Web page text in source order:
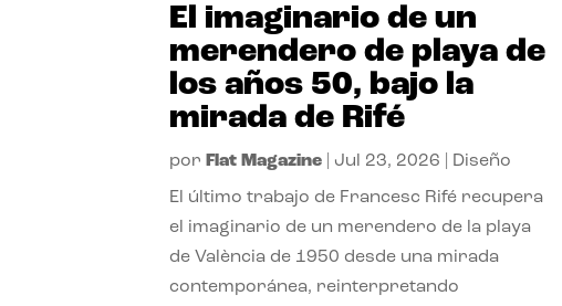
El imaginario de un
merendero de playa de
los años 50, bajo la
mirada de Rifé
por Flat Magazine Jul 23, 2026 Diseño
El último trabajo de Francesc Rifé recupera
el imaginario de un merendero de la playa
de València de 1950 desde una mirada
contemporánea, reinterpretando